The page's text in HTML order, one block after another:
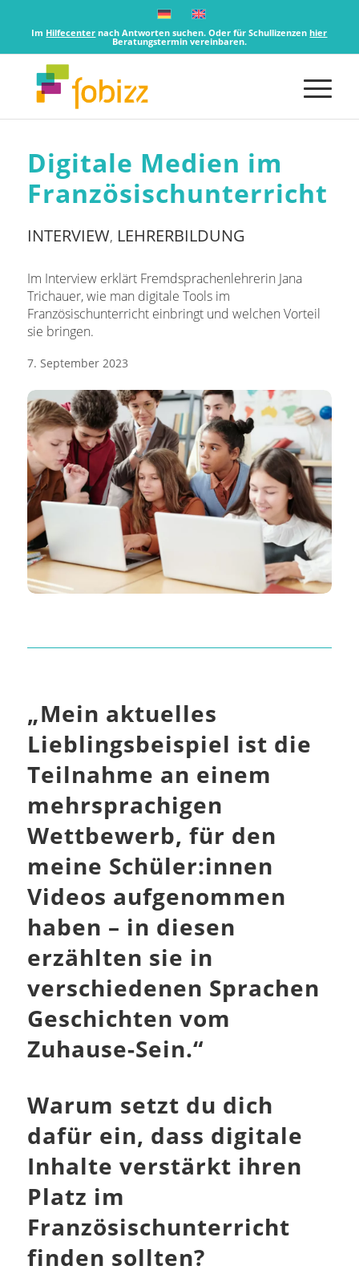
Im Hilfecenter nach Antworten suchen. Oder für Schullizenzenhier
Beratungstermin vereinbaren.
Digitale Medien im
Französischunterricht
INTERVIEW, LEHRERBILDUNG
Im Interview erklärt Fremdsprachenlehrerin Jana
Trichauer, wie man digitale Tools im
Französischunterricht einbringt und welchen Vorteil
sie bringen.
7. September 2023
„Mein aktuelles
Lieblingsbeispiel ist die
Teilnahme an einem
mehrsprachigen
Wettbewerb, für den
meine Schüler:innen
Videos aufgenommen
haben – in diesen
erzählten sie in
verschiedenen Sprachen
Geschichten vom
Zuhause-Sein.“
Warum setzt du dich
dafür ein, dass digitale
Inhalte verstärkt ihren
Platz im
Französischunterricht
finden sollten?